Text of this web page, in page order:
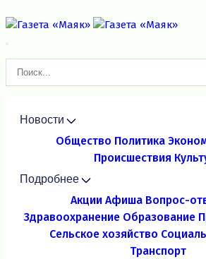
Новости
Общество Политика
Происшествия
Подробнее
Акции Афиша Вопрос-
Здравоохранение Образование
Сельское хозяйство
Транспорт